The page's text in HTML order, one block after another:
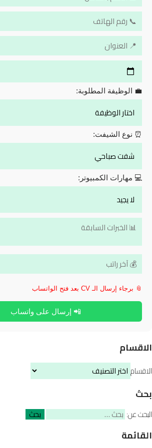
💼 الوظيفة المطلوبة:
⏰ نوع الشيفت:
💻 مهارات الكمبيوتر:
📎 برجاء إرسال الـ CV بعد فتح الواتساب
📲 إرسال على واتساب
الاقسام
الاقسام
بحث
البحث عن:
القائمة